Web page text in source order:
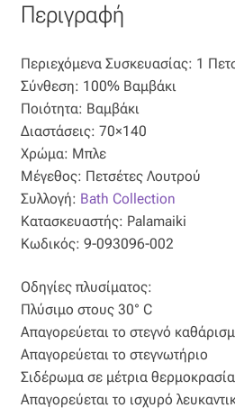
Τζιν
Τρεβίρα
Υφαντό
Φιλ-κουπέ
Φόδρα
Ψάθα
Περιγραφή
Περιεχόμενα Συσκευασίας: 1
Σύνθεση: 100% Βαμβάκι
Ποιότητα: Βαμβάκι
Διαστάσεις: 70×140
Χρώμα: Μπλε
Μέγεθος: Πετσέτες Λουτρού
Συλλογή: Bath Collection
Κατασκευαστής: Palamaiki
Κωδικός: 9-093096-002
Οδηγίες πλυσίματος:
Πλύσιμο στους 30° C
Απαγορεύεται το στεγνό
Απαγορεύεται το στεγνωτήριο
Σιδέρωμα σε μέτρια θερμοκρασία
Απαγορεύεται το ισχυρό